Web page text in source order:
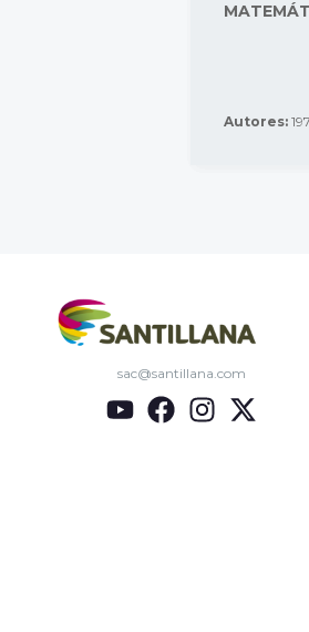
Autores:
sac@santillana.com